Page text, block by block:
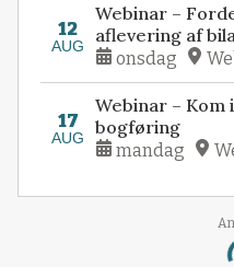
12
AUG
Webinar –
aflevering af
onsdag
17
AUG
Webinar – Kom
bogføring
mandag